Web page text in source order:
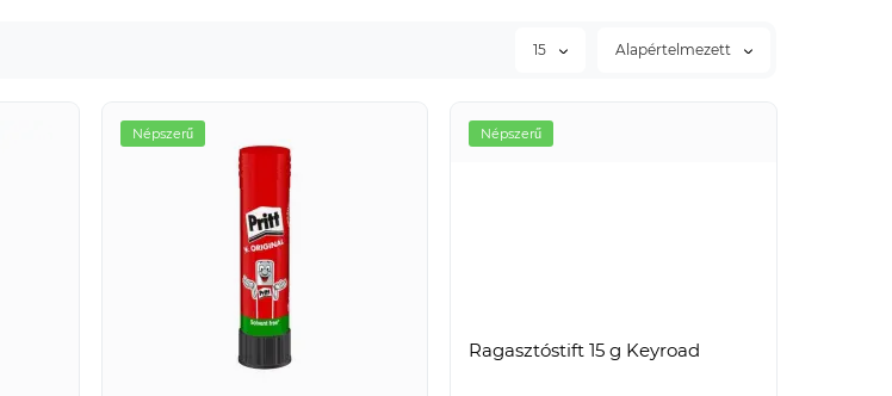
15 Alapértelmezett
Népszerű Népszerű
Ragasztóstift 15 g Keyroad